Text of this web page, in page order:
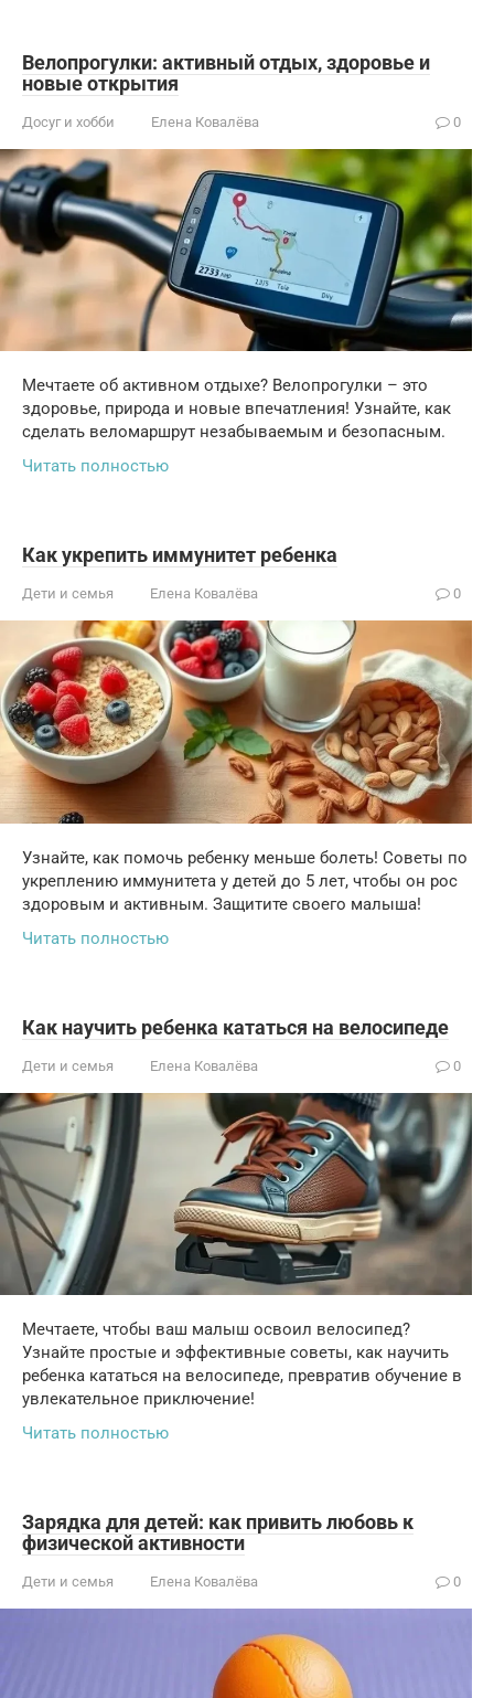
Велопрогулки: активный отдых, здоровье и
новые открытия
Досуг и хобби Елена Ковалёва 0
Мечтаете об активном отдыхе? Велопрогулки – это
здоровье, природа и новые впечатления! Узнайте, как
сделать веломаршрут незабываемым и безопасным.
Читать полностью
Как укрепить иммунитет ребенка
Дети и семья Елена Ковалёва 0
Узнайте, как помочь ребенку меньше болеть! Советы по
укреплению иммунитета у детей до 5 лет, чтобы он рос
здоровым и активным. Защитите своего малыша!
Читать полностью
Как научить ребенка кататься на велосипеде
Дети и семья Елена Ковалёва 0
Мечтаете, чтобы ваш малыш освоил велосипед?
Узнайте простые и эффективные советы, как научить
ребенка кататься на велосипеде, превратив обучение в
увлекательное приключение!
Читать полностью
Зарядка для детей: как привить любовь к
физической активности
Дети и семья Елена Ковалёва 0